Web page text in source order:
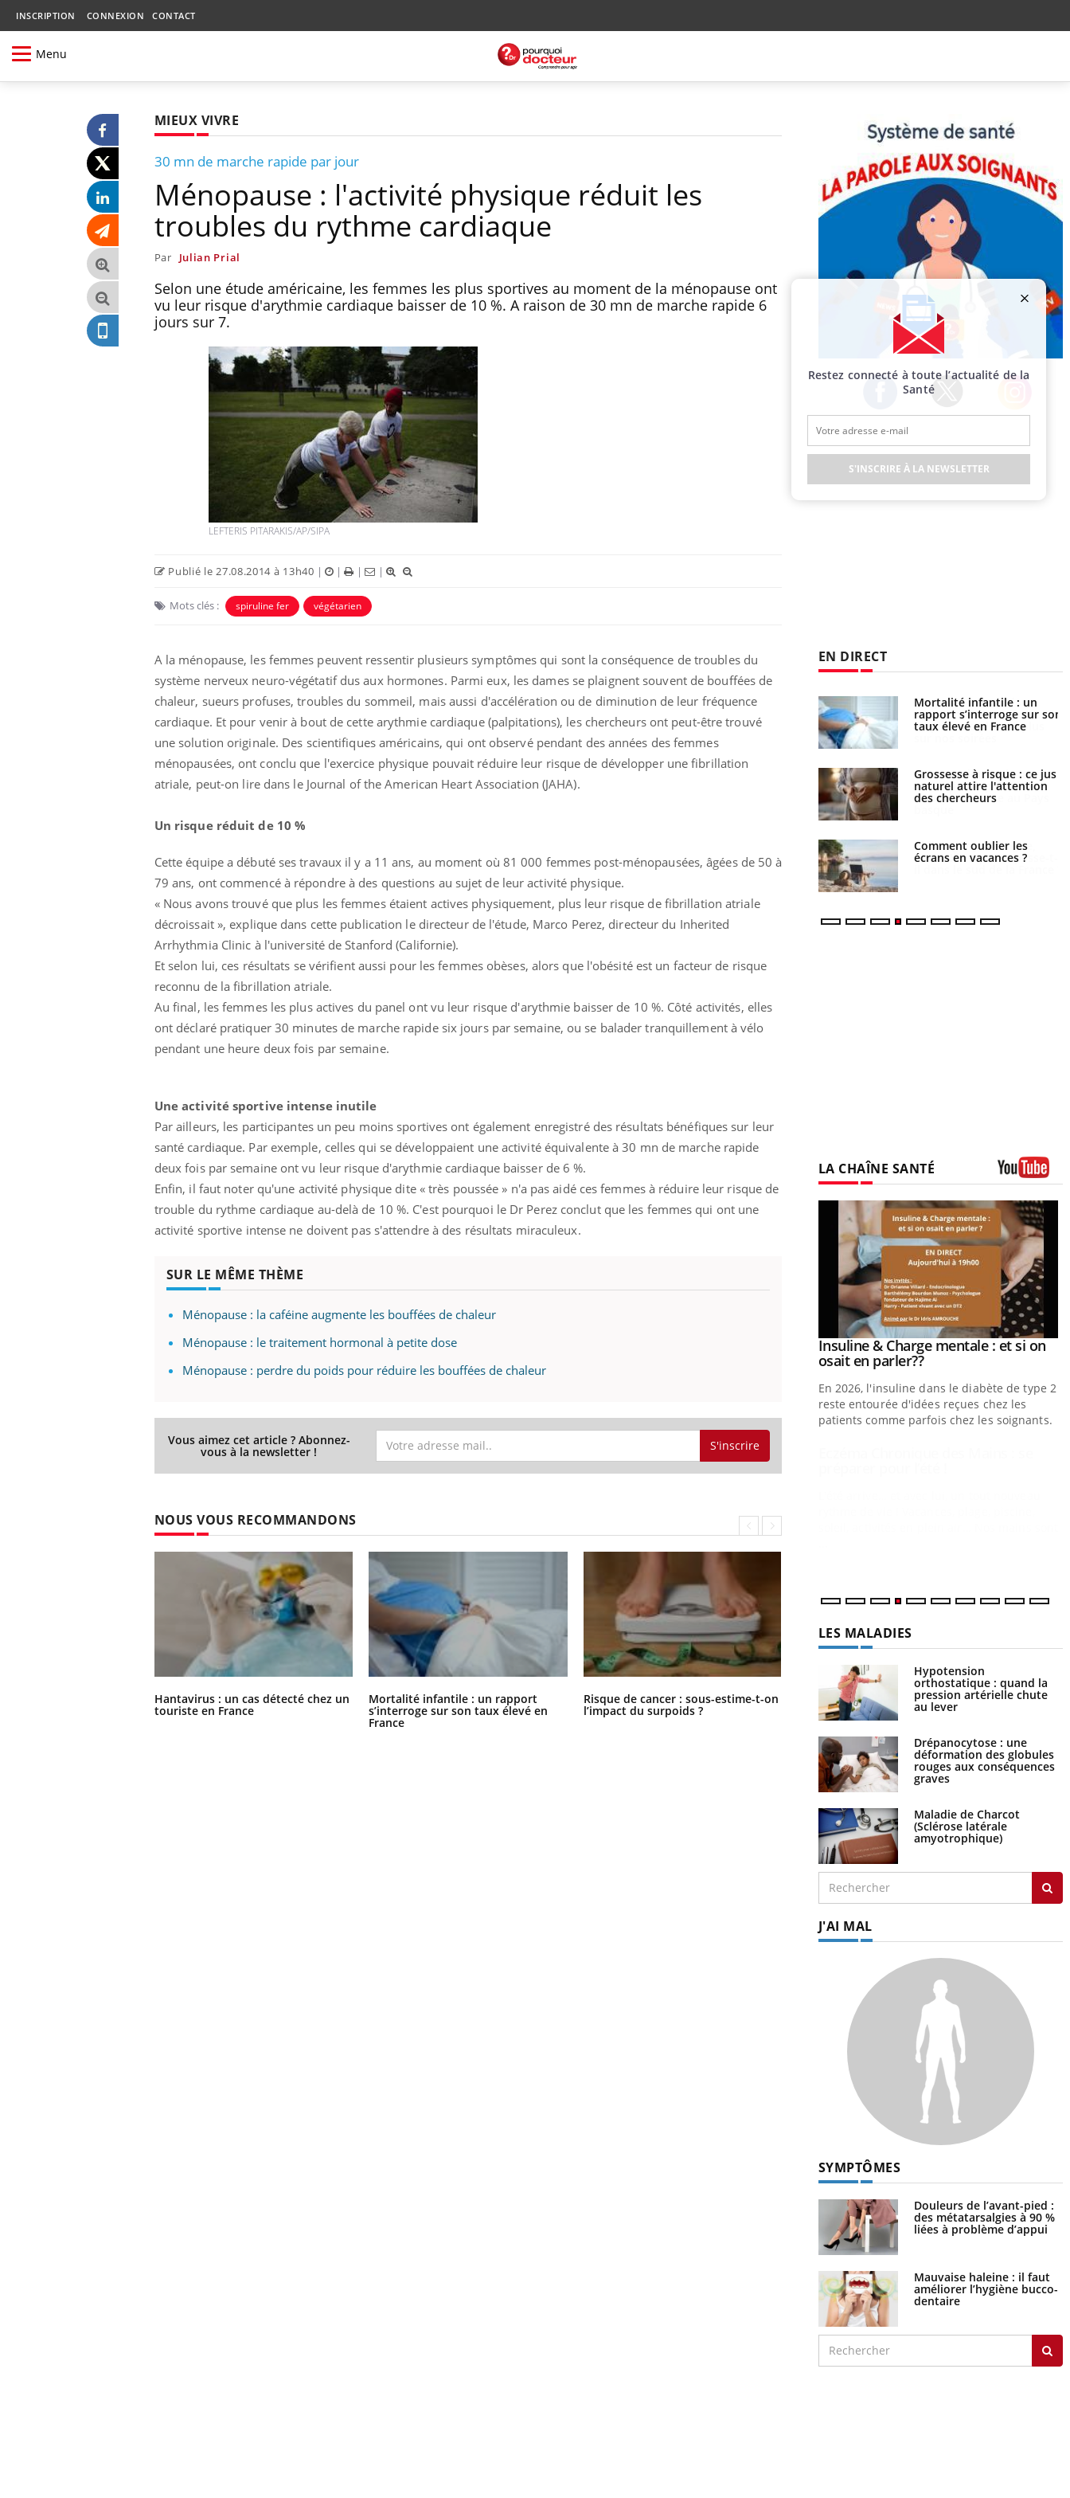
INSCRIPTION CONNEXION CONTACT
Menu
MIEUX VIVRE
30 mn de marche rapide par jour
Ménopause : l'activité physique réduit les
troubles du rythme cardiaque
Par Julian Prial
Selon une étude américaine, les femmes les plus sportives au moment de la ménopause ont
vu leur risque d'arythmie cardiaque baisser de 10 %. A raison de 30 mn de marche rapide 6
jours sur 7.
LEFTERIS PITARAKIS/AP/SIPA
Publié le 27.08.2014 à 13h40 | | | |
Mots clés : spiruline fer végétarien
A la ménopause, les femmes peuvent ressentir plusieurs symptômes qui sont la conséquence de troubles du
système nerveux neuro-végétatif dus aux hormones. Parmi eux, les dames se plaignent souvent de bouffées de
chaleur, sueurs profuses, troubles du sommeil, mais aussi d'accélération ou de diminution de leur fréquence
cardiaque. Et pour venir à bout de cette arythmie cardiaque (palpitations), les chercheurs ont peut-être trouvé
une solution originale. Des scientifiques américains, qui ont observé pendant des années des femmes
ménopausées, ont conclu que l'exercice physique pouvait réduire leur risque de développer une fibrillation
atriale, peut-on lire dans le Journal of the American Heart Association (JAHA).
Un risque réduit de 10 %
Cette équipe a débuté ses travaux il y a 11 ans, au moment où 81 000 femmes post-ménopausées, âgées de 50 à
79 ans, ont commencé à répondre à des questions au sujet de leur activité physique.
« Nous avons trouvé que plus les femmes étaient actives physiquement, plus leur risque de fibrillation atriale
décroissait », explique dans cette publication le directeur de l'étude, Marco Perez, directeur du Inherited
Arrhythmia Clinic à l'université de Stanford (Californie).
Et selon lui, ces résultats se vérifient aussi pour les femmes obèses, alors que l'obésité est un facteur de risque
reconnu de la fibrillation atriale.
Au final, les femmes les plus actives du panel ont vu leur risque d'arythmie baisser de 10 %. Côté activités, elles
ont déclaré pratiquer 30 minutes de marche rapide six jours par semaine, ou se balader tranquillement à vélo
pendant une heure deux fois par semaine.
Une activité sportive intense inutile
Par ailleurs, les participantes un peu moins sportives ont également enregistré des résultats bénéfiques sur leur
santé cardiaque. Par exemple, celles qui se développaient une activité équivalente à 30 mn de marche rapide
deux fois par semaine ont vu leur risque d'arythmie cardiaque baisser de 6 %.
Enfin, il faut noter qu'une activité physique dite « très poussée » n'a pas aidé ces femmes à réduire leur risque de
trouble du rythme cardiaque au-delà de 10 %. C'est pourquoi le Dr Perez conclut que les femmes qui ont une
activité sportive intense ne doivent pas s'attendre à des résultats miraculeux.
SUR LE MÊME THÈME
Ménopause : la caféine augmente les bouffées de chaleur
Ménopause : le traitement hormonal à petite dose
Ménopause : perdre du poids pour réduire les bouffées de chaleur
Vous aimez cet article ? Abonnez-
vous à la newsletter ! S'inscrire
NOUS VOUS RECOMMANDONS
Hantavirus : un cas détecté chez un
touriste en France
Mortalité infantile : un rapport
s’interroge sur son taux élevé en
France
Risque de cancer : sous-estime-t-on
l’impact du surpoids ?
Régimes cétogènes : un risque de
cancer de l’intestin grêle
Facebook Twitter Instagram
EN DIRECT
Les troubles du sommeil
modifient votre cerveau !
Mon enfant est-il trop
sensible ou simplement
quelle trousse à pharmacie
pour les vacances ?
Syndrome métabolique :
quels sont les meilleurs
exercices physiques ?
Comment éviter une otite
pendant les vacances ?
chez un touriste en France
Mortalité infantile : un
rapport s’interroge sur son
taux élevé en France
écrans en vacances ?
Toujours connectés :
comment le travail
empiète de plus en plus
Cancer colorectal : une
stratégie simple aurait
changé la donne au Pays
Chikungunya, dengue,
West Nile : que se passe-t-
LA CHAÎNE SANTÉ
Eczéma Chronique des Mains :
sur la maladie d'un proche c'est montrer ...
Youtube
Carence en fer : comprendre pour
prévenir
carence en fer sont multiples ce qui la rend
...
patients comme parfois chez les soignants.
Youtube
Eczéma Chronique des Mains : se
préparer pour l’été !
L'été arrive… et avec lui, un tout nouveau
rythme de vie ! Vacances, plage, piscine,
soleil, activités en plein air… Nos mains sont
LES MALADIES
Hypotension
orthostatique : quand la
pression artérielle chute
au lever
Drépanocytose : une
déformation des globules
rouges aux conséquences
graves
Maladie de Charcot
(Sclérose latérale
amyotrophique)
J'AI MAL
SYMPTÔMES
Douleurs de l’avant-pied :
des métatarsalgies à 90 %
liées à problème d’appui
Mauvaise haleine : il faut
améliorer l’hygiène bucco-
dentaire
Restez connecté à toute l’actualité de la
Santé
S'INSCRIRE À LA NEWSLETTER